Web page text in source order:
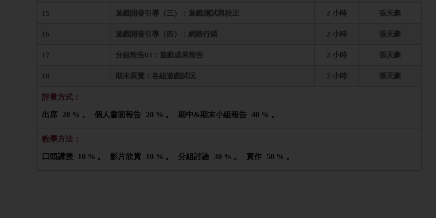
15 遊戲開發引導（三）：遊戲測試與校正 2 小時 張天豪
16 遊戲開發引導（四）：網路行銷 2 小時 張天豪
17 分組報告03：遊戲成果報告 2 小時 張天豪
18 期末展覽：各組遊戲試玩 2 小時 張天豪
評量方式：
出席 20 % 。 個人書面報告 20 % 。 期中&期末小組報告 40 % 。
教學方法：
口頭講授 10 % 。 影片欣賞 10 % 。 分組討論 30 % 。 實作 50 % 。